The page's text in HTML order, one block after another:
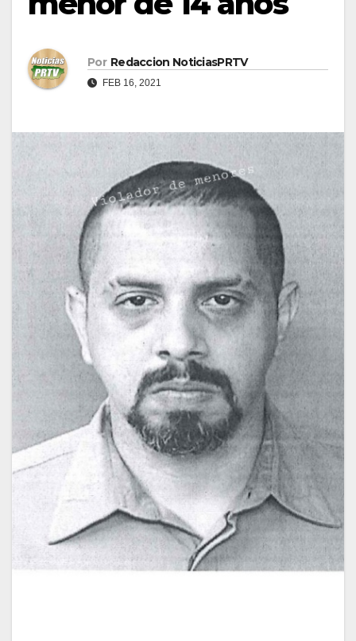
Por Redaccion NoticiasPRTV
FEB 16, 2021